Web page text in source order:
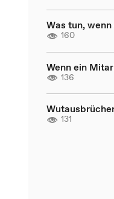
Was tun,
160
Wenn ein
136
131